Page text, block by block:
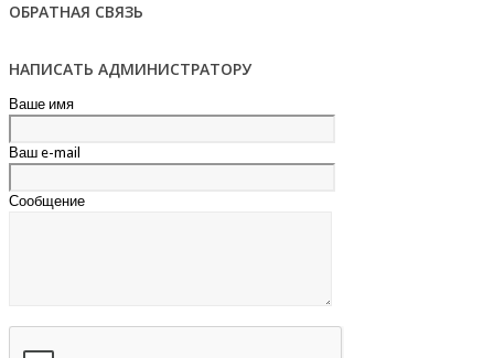
ОБРАТНАЯ СВЯЗЬ
НАПИСАТЬ АДМИНИСТРАТОРУ
Ваше имя
Ваш e-mail
Сообщение